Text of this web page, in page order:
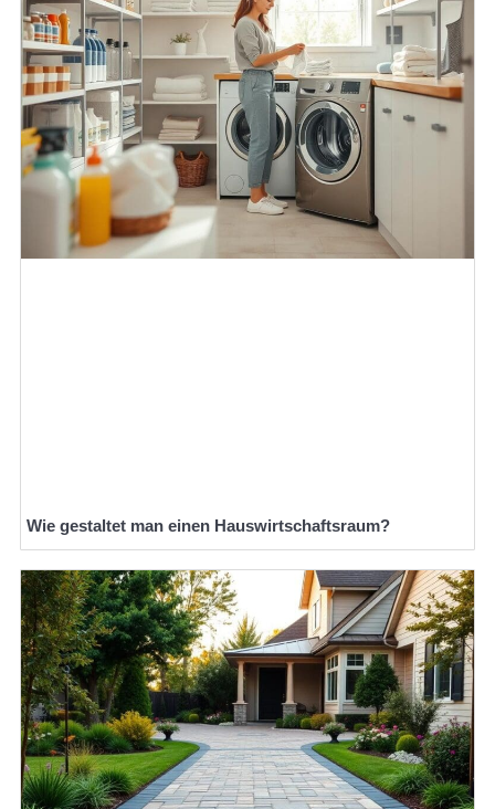
Wie gestaltet man einen Hauswirtschaftsraum?